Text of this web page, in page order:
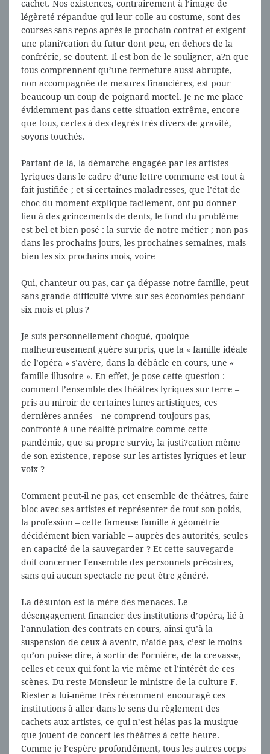
cachet. Nos existences, contrairement à l’image de
légèreté répandue qui leur colle au costume, sont des
courses sans repos après le prochain contrat et exigent
une plani?cation du futur dont peu, en dehors de la
confrérie, se doutent. Il est bon de le souligner, a?n que
tous comprennent qu’une fermeture aussi abrupte,
non accompagnée de mesures financières, est pour
beaucoup un coup de poignard mortel. Je ne me place
évidemment pas dans cette situation extrême, encore
que tous, certes à des degrés très divers de gravité,
soyons touchés.
Partant de là, la démarche engagée par les artistes
lyriques dans le cadre d’une lettre commune est tout à
fait justifiée ; et si certaines maladresses, que l’état de
choc du moment explique facilement, ont pu donner
lieu à des grincements de dents, le fond du problème
est bel et bien posé : la survie de notre métier ; non pas
dans les prochains jours, les prochaines semaines, mais
bien les six prochains mois, voire…
Qui, chanteur ou pas, car ça dépasse notre famille, peut
sans grande difficulté vivre sur ses économies pendant
six mois et plus ?
Je suis personnellement choqué, quoique
malheureusement guère surpris, que la « famille idéale
de l’opéra » s’avère, dans la débâcle en cours, une «
famille illusoire ». En effet, je pose cette question :
comment l’ensemble des théâtres lyriques sur terre –
pris au miroir de certaines lunes artistiques, ces
dernières années – ne comprend toujours pas,
confronté à une réalité primaire comme cette
pandémie, que sa propre survie, la justi?cation même
de son existence, repose sur les artistes lyriques et leur
voix ?
Comment peut-il ne pas, cet ensemble de théâtres, faire
bloc avec ses artistes et représenter de tout son poids,
la profession – cette fameuse famille à géométrie
décidément bien variable – auprès des autorités, seules
en capacité de la sauvegarder ? Et cette sauvegarde
doit concerner l'ensemble des personnels précaires,
sans qui aucun spectacle ne peut être généré.
La désunion est la mère des menaces. Le
désengagement financier des institutions d’opéra, lié à
l’annulation des contrats en cours, ainsi qu’à la
suspension de ceux à avenir, n’aide pas, c’est le moins
qu’on puisse dire, à sortir de l’ornière, de la crevasse,
celles et ceux qui font la vie même et l’intérêt de ces
scènes. Du reste Monsieur le ministre de la culture F.
Riester a lui-même très récemment encouragé ces
institutions à aller dans le sens du règlement des
cachets aux artistes, ce qui n’est hélas pas la musique
que jouent de concert les théâtres à cette heure.
Comme je l’espère profondément, tous les autres corps